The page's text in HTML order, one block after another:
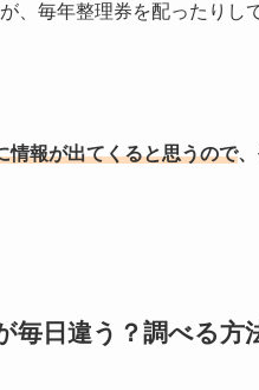
、毎年整理券を配ったりし
情報が出てくると思うので
毎日違う？調べる方